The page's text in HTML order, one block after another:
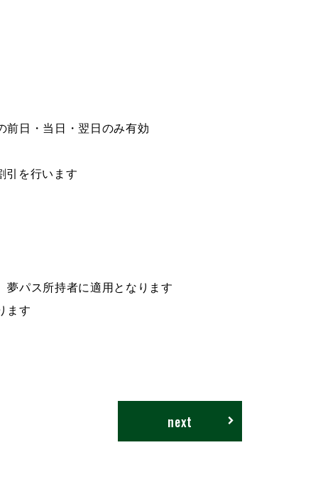
前日・当日・翌日のみ有効
引を行います
パス所持者に適用となります
ます
next